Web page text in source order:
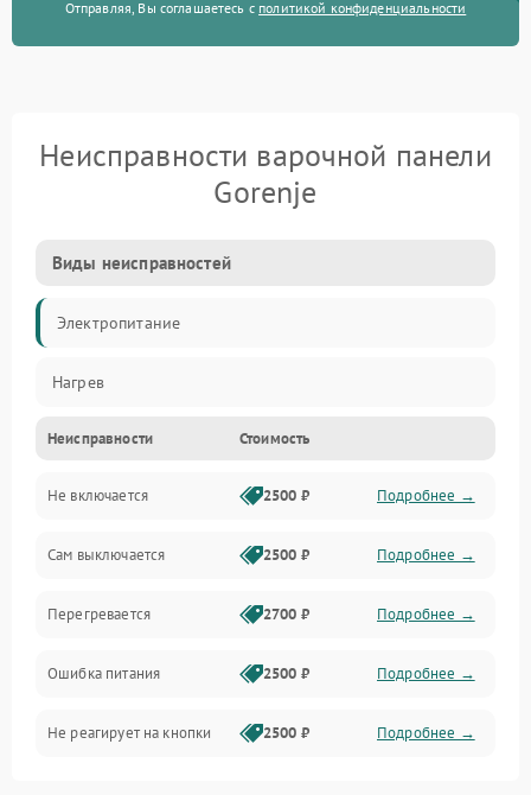
Отправляя, Вы соглашаетесь с политикой конфиденциальности
Неисправности варочной панели
Gorenje
Виды неисправностей
Электропитание
Нагрев
Неисправности Стоимость
Не включается 2500 ₽ Подробнее →
Сам выключается 2500 ₽ Подробнее →
Перегревается 2700 ₽ Подробнее →
Ошибка питания 2500 ₽ Подробнее →
Не реагирует на кнопки 2500 ₽ Подробнее →